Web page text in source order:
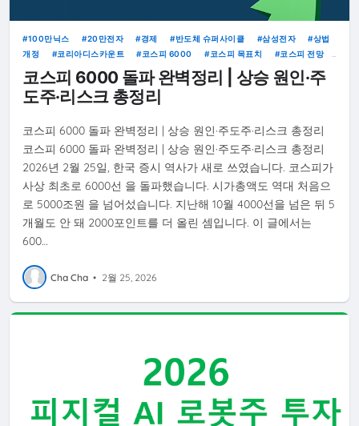
100만닉스 20만전자 경제 반도체 슈퍼사이클 삼성전자
상법
개정
코리아디스카운트 코스피 6000 코스피 목표치
코스피 전망
SK하이닉스
코스피 6000 돌파 완벽정리 | 상승 원인·주
도주·리스크 총정리
코스피 6000 돌파 완벽정리 | 상승 원인·주도주·리스크 총정리
코스피 6000 돌파 완벽정리 | 상승 원인·주도주·리스크 총정리
2026년 2월 25일, 한국 증시 역사가 새로 쓰였습니다. 코스피가
사상 최초로 6000선 을 돌파했습니다. 시가총액도 역대 처음으
로 5000조원 을 넘어섰습니다. 지난해 10월 4000선을 넘은 뒤 5
개월도 안 돼 2000포인트를 더 올린 셈입니다. 이 글에서는
600…
Cha Cha • 2월 25, 2026